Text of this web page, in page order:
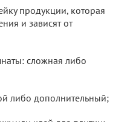
продукции, которая
и зависят от
сложная либо
либо дополнительный;